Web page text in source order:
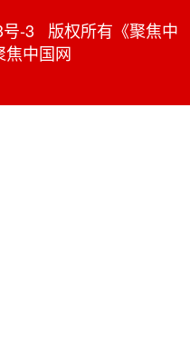
号-3 版权所有《聚焦中
焦中国网